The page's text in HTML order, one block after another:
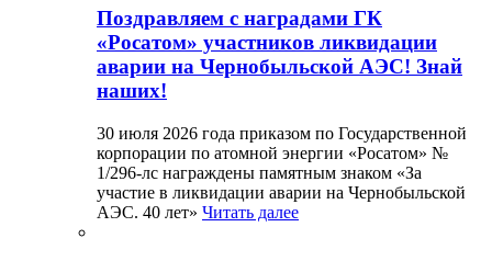
Поздравляем с наградами ГК
«Росатом» участников ликвидации
аварии на Чернобыльской АЭС! Знай
наших!
30 июля 2026 года приказом по Государственной
корпорации по атомной энергии «Росатом» №
1/296-лс награждены памятным знаком «За
участие в ликвидации аварии на Чернобыльской
АЭС. 40 лет» Читать далее